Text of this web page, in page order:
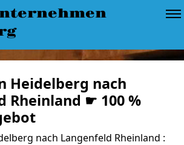
Heidelberg nach
Rheinland ☛ 100 %
nach Langenfeld Rheinland :